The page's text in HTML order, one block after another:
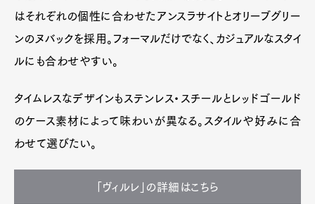
はそれぞれの個性に合わせたアンスラサイトとオリーブグリー
ンのヌバックを採用。フォーマルだけでなく、カジュアルなスタイ
ルにも合わせやすい。
タイムレスなデザインもステンレス・スチールとレッドゴールド
のケース素材によって味わいが異なる。スタイルや好みに合
わせて選びたい。
「ヴィルレ」の詳細はこちら